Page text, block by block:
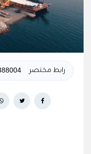
رابط مختصر